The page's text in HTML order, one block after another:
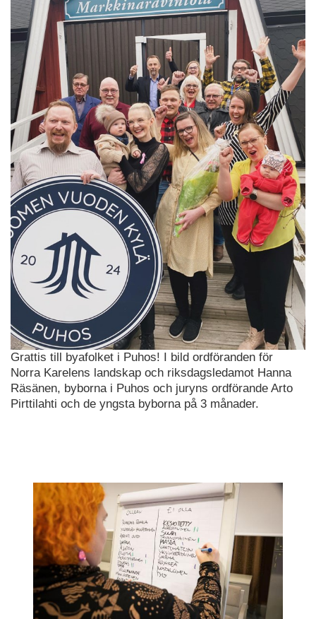
Grattis till byafolket i Puhos! I bild ordföranden för
Norra Karelens landskap och riksdagsledamot Hanna
Räsänen, byborna i Puhos och juryns ordförande Arto
Pirttilahti och de yngsta byborna på 3 månader.